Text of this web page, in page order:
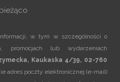
w tym w szczególności o
promocjach lub wydarzeniach
Kaukaska 4/39, 02-760
adres poczty elektronicznej (e-mail)